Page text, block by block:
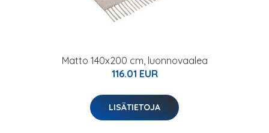
Matto 140x200 cm, luonnovaalea
116.01 EUR
LISÄTIETOJA